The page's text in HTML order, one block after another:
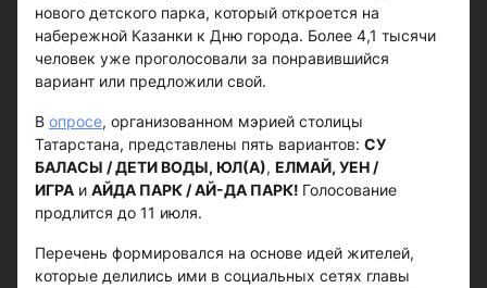
нового детского парка, который откроется на
набережной Казанки к Дню города. Более 4,1 тысячи
человек уже проголосовали за понравившийся
вариант или предложили свой.
В опросе, организованном мэрией столицы
Татарстана, представлены пять вариантов: СУ
БАЛАСЫ / ДЕТИ ВОДЫ, ЮЛ(А), ЕЛМАЙ, УЕН /
ИГРА и АЙДА ПАРК / АЙ-ДА ПАРК! Голосование
продлится до 11 июля.
Перечень формировался на основе идей жителей,
которые делились ими в социальных сетях главы